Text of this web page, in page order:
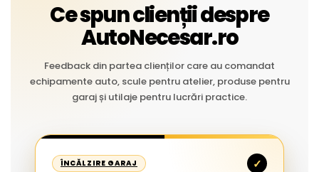
Ce spun clienții despre
AutoNecesar.ro
Feedback din partea clienților care au comandat
echipamente auto, scule pentru atelier, produse pentru
garaj și utilaje pentru lucrări practice.
ÎNCĂLZIRE GARAJ ✓